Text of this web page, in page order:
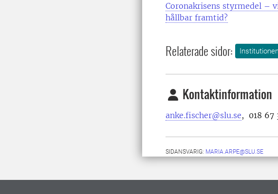
Coronakrisens styrmedel –
hållbar framtid?
Relaterade sidor:
Kontaktinformation
anke.fischer@slu.se, 018 67
SIDANSVARIG: MARIA.ARPE@SLU.SE